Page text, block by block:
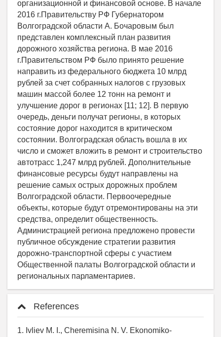
References
1. Ivliev M. I., Cheremisina N. V. Ekonomiko-